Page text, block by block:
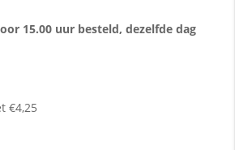
15.00 uur besteld, dezelfde dag
€4,25